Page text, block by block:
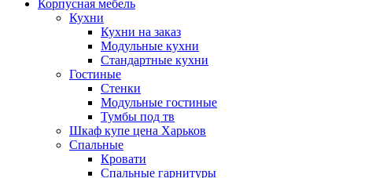
Корпусная мебель
Кухни
Кухни на заказ
Модульные кухни
Стандартные кухни
Гостиные
Стенки
Модульные гостиные
Тумбы под тв
Шкаф купе цена Харьков
Спальные
Кровати
Спальные гарнитуры